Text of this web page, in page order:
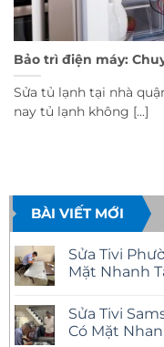
Bảo trì điện máy:
Sửa tủ lạnh tại nhà
nay tủ lạnh không [...]
BÀI VIẾT MỚI
Sửa Tivi
Mặt Nhanh
bình
luận
ở
Sửa Tivi
Có Mặt